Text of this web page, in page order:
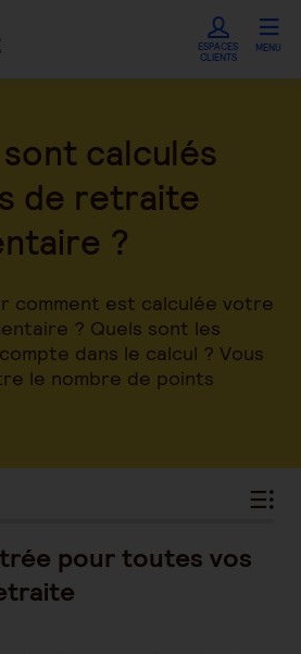
ESPACES
CLIENTS
MENU
calculés
de retraite
?
comment est calculée votre
? Quels sont les
dans le calcul ? Vous
le nombre de points
pour toutes vos